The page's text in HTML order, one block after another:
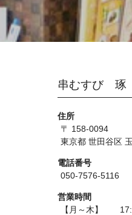
串むすび 琢
住所
〒 158-0094
東京都 世田谷区
電話番号
050-7576-5116
営業時間
【月～木】